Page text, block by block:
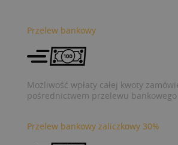
Przelew bankowy
Możliwość wpłaty całej kwoty
pośrednictwem przelewu bankowego
Przelew bankowy zaliczkowy 30%